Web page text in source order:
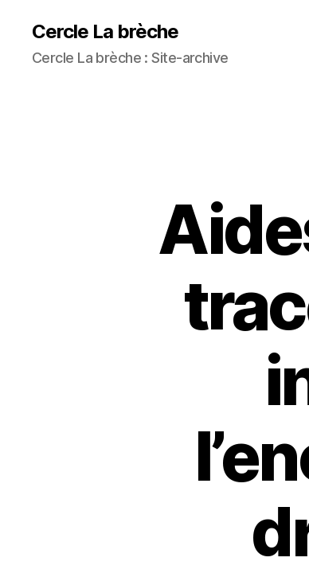
Cercle La brèche
Cercle La brèche : Site-archive